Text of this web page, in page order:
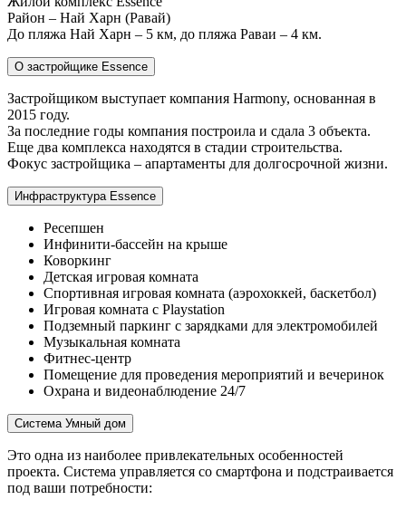
Район – Най Харн (Равай)
До пляжа Най Харн – 5 км, до пляжа Раваи – 4 км.
О застройщике Essence
Застройщиком выступает компания Harmony, основанная в
2015 году.
За последние годы компания построила и сдала 3 объекта.
Еще два комплекса находятся в стадии строительства.
Фокус застройщика – апартаменты для долгосрочной жизни.
Инфраструктура Essence
Ресепшен
Инфинити-бассейн на крыше
Коворкинг
Детская игровая комната
Спортивная игровая комната (аэрохоккей, баскетбол)
Игровая комната с Playstation
Подземный паркинг с зарядками для электромобилей
Музыкальная комната
Фитнес-центр
Помещение для проведения мероприятий и вечеринок
Охрана и видеонаблюдение 24/7
Система Умный дом
Это одна из наиболее привлекательных особенностей
проекта. Система управляется со смартфона и подстраивается
под ваши потребности: